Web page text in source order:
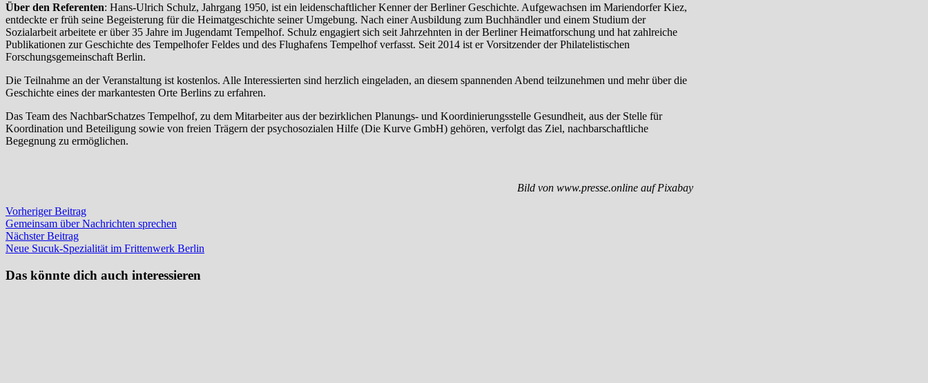
Über den Referenten: Hans-Ulrich Schulz, Jahrgang 1950, ist ein leidenschaftlicher Kenner der Berliner Geschichte. Aufgewachsen im Mariendorfer Kiez,
entdeckte er früh seine Begeisterung für die Heimatgeschichte seiner Umgebung. Nach einer Ausbildung zum Buchhändler und einem Studium der
Sozialarbeit arbeitete er über 35 Jahre im Jugendamt Tempelhof. Schulz engagiert sich seit Jahrzehnten in der Berliner Heimatforschung und hat zahlreiche
Publikationen zur Geschichte des Tempelhofer Feldes und des Flughafens Tempelhof verfasst. Seit 2014 ist er Vorsitzender der Philatelistischen
Forschungsgemeinschaft Berlin.
Die Teilnahme an der Veranstaltung ist kostenlos. Alle Interessierten sind herzlich eingeladen, an diesem spannenden Abend teilzunehmen und mehr über die
Geschichte eines der markantesten Orte Berlins zu erfahren.
Das Team des NachbarSchatzes Tempelhof, zu dem Mitarbeiter aus der bezirklichen Planungs- und Koordinierungsstelle Gesundheit, aus der Stelle für
Koordination und Beteiligung sowie von freien Trägern der psychosozialen Hilfe (Die Kurve GmbH) gehören, verfolgt das Ziel, nachbarschaftliche
Begegnung zu ermöglichen.
Bild von www.presse.online auf Pixabay
Beitragsnavigation
Vorheriger BeitragVorheriger
Beitrag:
Gemeinsam über Nachrichten sprechen
Nächster BeitragNächster
Beitrag:
Neue Sucuk-Spezialität im Frittenwerk Berlin
Das könnte dich auch interessieren